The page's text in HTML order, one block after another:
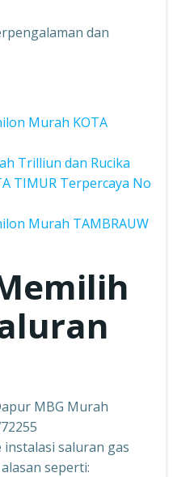
dan
Murah KOTA
Trilliun dan Rucika
TIMUR Terpercaya No
Murah TAMBRAUW
MBG Murah
saluran gas
seperti: